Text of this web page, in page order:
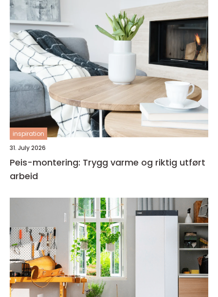
inspiration
31. July 2026
Peis-montering: Trygg varme og riktig utført
arbeid